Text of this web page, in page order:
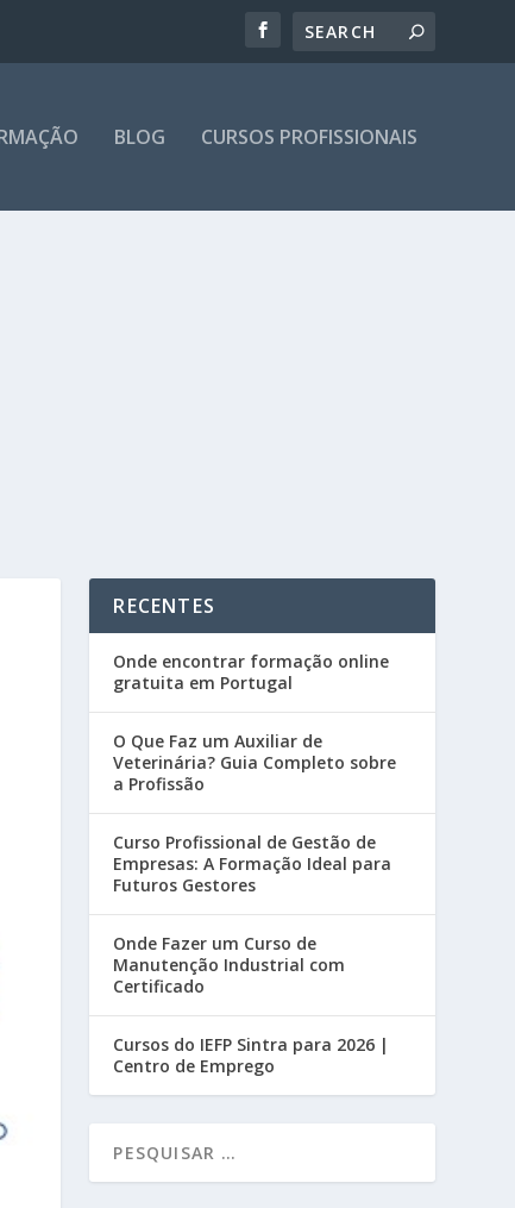
BLOG CURSOS PROFISSIONAIS
RECENTES
Onde encontrar formação online
gratuita em Portugal
O Que Faz um Auxiliar de
Veterinária? Guia Completo sobre
a Profissão
Curso Profissional de Gestão de
Empresas: A Formação Ideal para
Futuros Gestores
Onde Fazer um Curso de
Manutenção Industrial com
Certificado
Cursos do IEFP Sintra para 2026 |
Centro de Emprego